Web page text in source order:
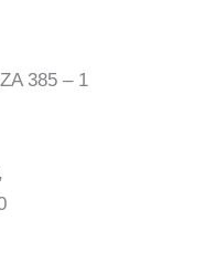
385 – 1